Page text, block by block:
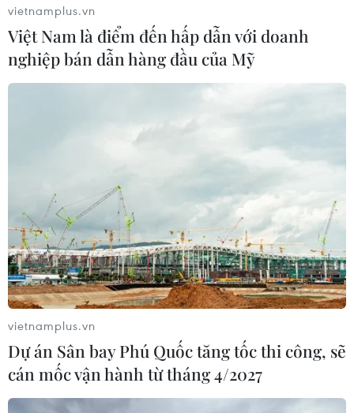
vietnamplus.vn
Việt Nam là điểm đến hấp dẫn với doanh
nghiệp bán dẫn hàng đầu của Mỹ
vietnamplus.vn
Dự án Sân bay Phú Quốc tăng tốc thi công, sẽ
cán mốc vận hành từ tháng 4/2027